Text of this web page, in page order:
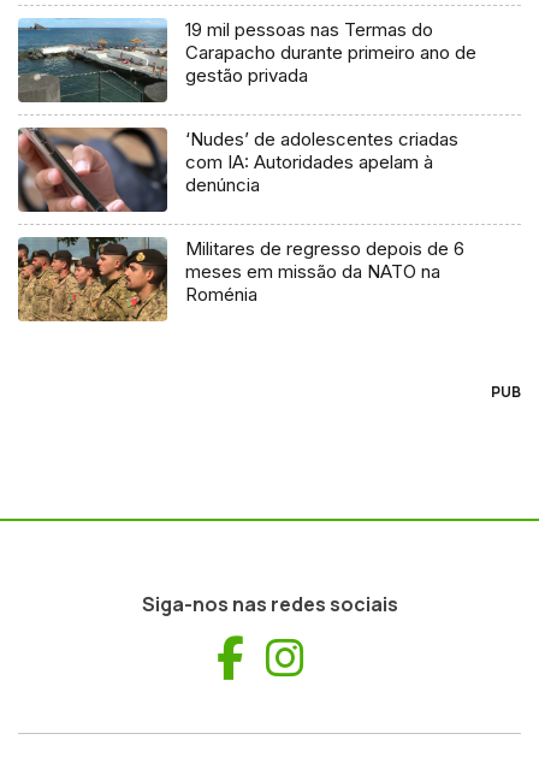
19 mil pessoas nas Termas do
Carapacho durante primeiro ano de
gestão privada
‘Nudes’ de adolescentes criadas
com IA: Autoridades apelam à
denúncia
Militares de regresso depois de 6
meses em missão da NATO na
Roménia
PUB
Siga-nos nas redes sociais
Facebook